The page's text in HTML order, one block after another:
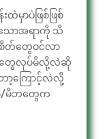
မှာပဲဖြစ်ဖြစ်
ဆိုသောအရာကို သိ
တ်တွေဝင်လာ
တွေလုပ်မိလို့လဲဆို
ကြောင့်လဲလို့
ာ/မိဘတွေက